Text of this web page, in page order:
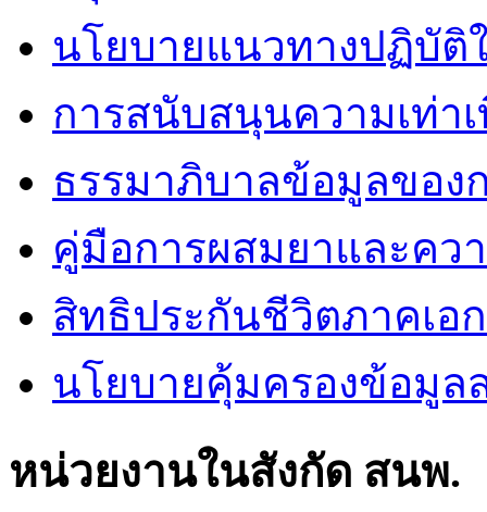
นโยบายแนวทางปฏิบัติ
การสนับสนุนความเท่า
ธรรมาภิบาลข้อมูลของ
คู่มือการผสมยาและคว
สิทธิประกันชีวิตภาคเอ
นโยบายคุ้มครองข้อมูล
หน่วยงานในสังกัด สนพ.